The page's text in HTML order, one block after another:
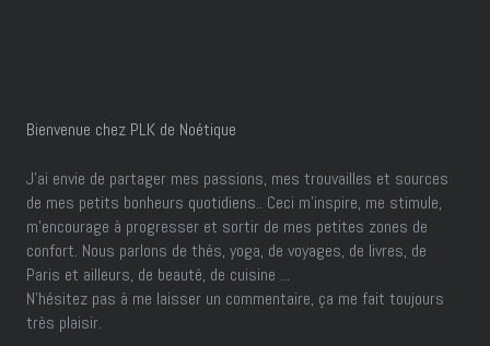
Bienvenue chez PLK de Noétique
J’ai envie de partager mes passions, mes trouvailles et sources
de mes petits bonheurs quotidiens.. Ceci m'inspire, me stimule,
m'encourage à progresser et sortir de mes petites zones de
confort. Nous parlons de thés, yoga, de voyages, de livres, de
Paris et ailleurs, de beauté, de cuisine ...
N'hésitez pas à me laisser un commentaire, ça me fait toujours
très plaisir.